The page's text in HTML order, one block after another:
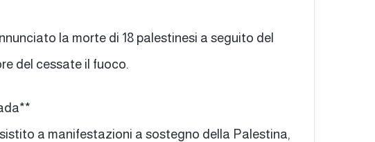
la morte di 18 palestinesi a seguito del
del cessate il fuoco.
a manifestazioni a sostegno della Palestina,